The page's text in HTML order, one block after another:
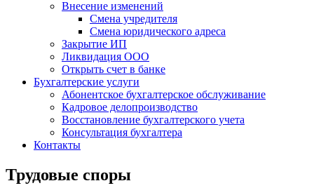
Внесение изменений
Смена учредителя
Смена юридического адреса
Закрытие ИП
Ликвидация ООО
Открыть счет в банке
Бухгалтерские услуги
Абонентское бухгалтерское обслуживание
Кадровое делопроизводство
Восстановление бухгалтерского учета
Консультация бухгалтера
Контакты
Трудовые споры